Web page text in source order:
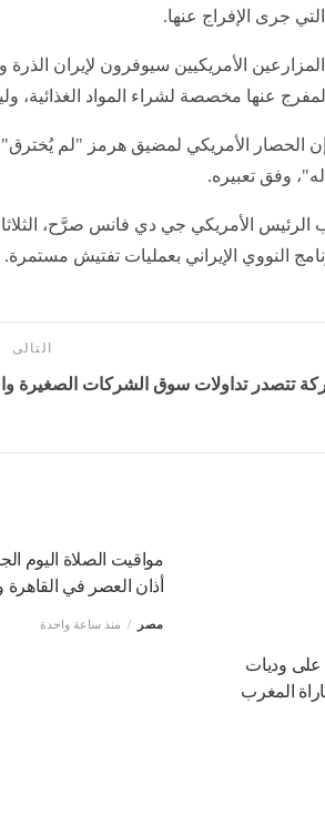
جرى الإفراج عنها.
الأمريكيين سيوفرون لإيران
المفرج عنها مخصصة لشراء المواد الغذائية،
الحصار الأمريكي لمضيق هرمز "لم
وفق تعبيره.
الرئيس الأمريكي جي دي فانس صرَّح،
النووي الإيراني بعمليات تفتيش مستمرة.
التالى
على وديات
المغرب
مواقيت الصلاة اليوم
أذان العصر في
مصر منذ ساعة واحدة